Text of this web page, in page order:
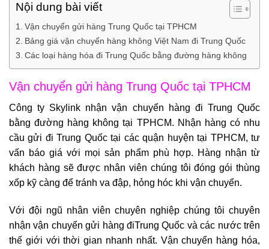
Nội dung bài viết
Vận chuyển gửi hàng Trung Quốc tại TPHCM
Bảng giá vận chuyển hàng không Việt Nam đi Trung Quốc
Các loại hàng hóa đi Trung Quốc bằng đường hàng không
Vận chuyển gửi hàng Trung Quốc tại TPHCM
Công ty Skylink nhậnvận chuyển hàng đi Trung Quốc
bằng đường hàng không tại TPHCM. Nhận hàng có nhu
cầu gửi đi Trung Quốc tại các quận huyện tại TPHCM, tư
vấn báo giá với mọi sản phẩm phù hợp. Hàng nhận từ
khách hàng sẽ được nhân viên chúng tôi đóng gói thùng
xốp kỹ càng để tránh va đập, hỏng hóc khi vận chuyển.
Với đội ngũ nhân viên chuyên nghiệp chúng tôi chuyên
nhận vận chuyểngửi hàng điTrung Quốc và các nước trên
thế giới với thời gian nhanh nhất. Vận chuyển hàng hóa,